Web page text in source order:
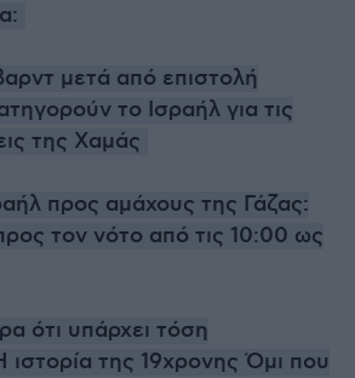
μετά από επιστολή
το Ισραήλ για τις
της Χαμάς
προς αμάχους της Γάζας:
τον νότο από τις 10:00 ως
ότι υπάρχει τόση
της 19χρονης Όμι που